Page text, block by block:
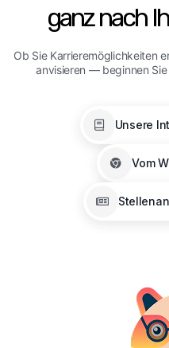
ganz nach
Ob Sie Karrieremöglichkeiten
anvisieren — beginnen
Unsere
Vom